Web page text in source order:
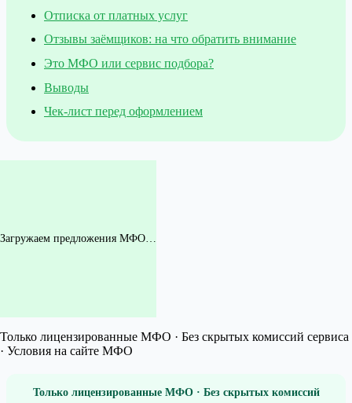
Отписка от платных услуг
Отзывы заёмщиков: на что обратить внимание
Это МФО или сервис подбора?
Выводы
Чек-лист перед оформлением
Загружаем предложения МФО…
Только лицензированные МФО · Без скрытых комиссий сервиса
· Условия на сайте МФО
Только лицензированные МФО · Без скрытых комиссий